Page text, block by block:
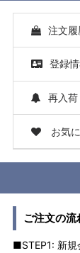
注文履
登録
再入荷
お気
ご注文の流
■STEP1: 新規